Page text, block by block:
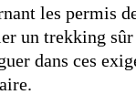
les permis
un trekking
dans ces